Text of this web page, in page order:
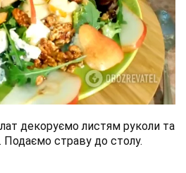
декоруємо листям руколи та
Подаємо страву до столу.